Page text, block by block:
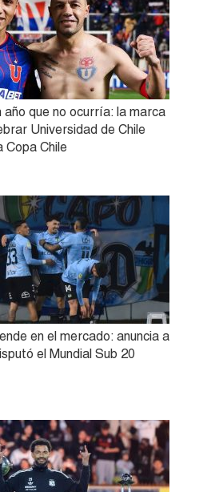
año que no ocurría: la marca
Universidad de Chile
Copa Chile
en el mercado: anuncia a
el Mundial Sub 20